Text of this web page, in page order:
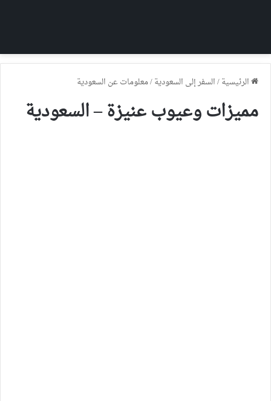
الرئيسية/السفر إلى السعودية/معلومات عن السعودية
مميزات وعيوب عنيزة – السعودية